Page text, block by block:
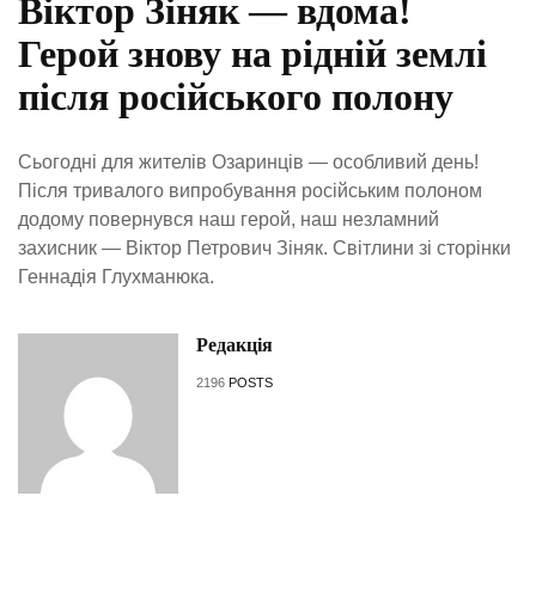
Віктор Зіняк — вдома!
Герой знову на рідній землі
після російського полону
Сьогодні для жителів Озаринців — особливий день!
Після тривалого випробування російським полоном
додому повернувся наш герой, наш незламний
захисник — Віктор Петрович Зіняк. Світлини зі сторінки
Геннадія Глухманюка.
Редакція
2196 POSTS